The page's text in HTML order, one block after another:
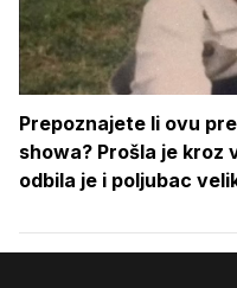
Prepoznajete li ovu
showa? Prošla je kroz
odbila je i poljubac